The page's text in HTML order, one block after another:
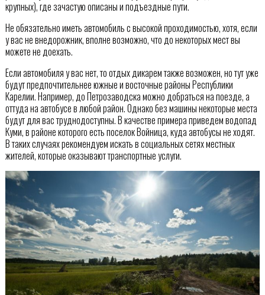
крупных), где зачастую описаны и подъездные пути.
Не обязательно иметь автомобиль с высокой проходимостью, хотя, если
у вас не внедорожник, вполне возможно, что до некоторых мест вы
можете не доехать.
Если автомобиля у вас нет, то отдых дикарем также возможен, но тут уже
будут предпочтительнее южные и восточные районы Республики
Карелии. Например, до Петрозаводска можно добраться на поезде, а
оттуда на автобусе в любой район. Однако без машины некоторые места
будут для вас труднодоступны. В качестве примера приведем водопад
Куми, в районе которого есть поселок Войница, куда автобусы не ходят.
В таких случаях рекомендуем искать в социальных сетях местных
жителей, которые оказывают транспортные услуги.